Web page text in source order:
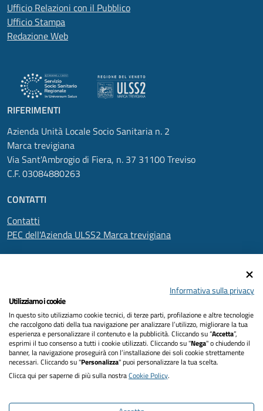
Ufficio Relazioni con il Pubblico
Ufficio Stampa
Redazione Web
RIFERIMENTI
Azienda Unità Locale Socio Sanitaria n. 2
Marca trevigiana
Via Sant'Ambrogio di Fiera, n. 37 31100 Treviso
C.F. 03084880263
CONTATTI
Contatti
PEC dell'Azienda ULSS2 Marca trevigiana
Informativa privacy
Dichiarazione di accessibilità
Note legali
Informativa sulla privacy
Utilizziamo i cookie
In questo sito utilizziamo cookie tecnici, di terze parti, profilazione e altre tecnologie
che raccolgono dati della tua navigazione per analizzare l’utilizzo, migliorare la tua
esperienza e personalizzare il contenuto e la pubblicità. Cliccando su “Accetta”,
esprimi il tuo consenso a tutti i cookie utilizzati. Cliccando su "Nega" o chiudendo il
banner, la navigazione proseguirà con l’installazione dei soli cookie strettamente
necessari. Cliccando su "Personalizza" puoi personalizzare la tua scelta.
Clicca qui per saperne di più sulla nostraCookie Policy.